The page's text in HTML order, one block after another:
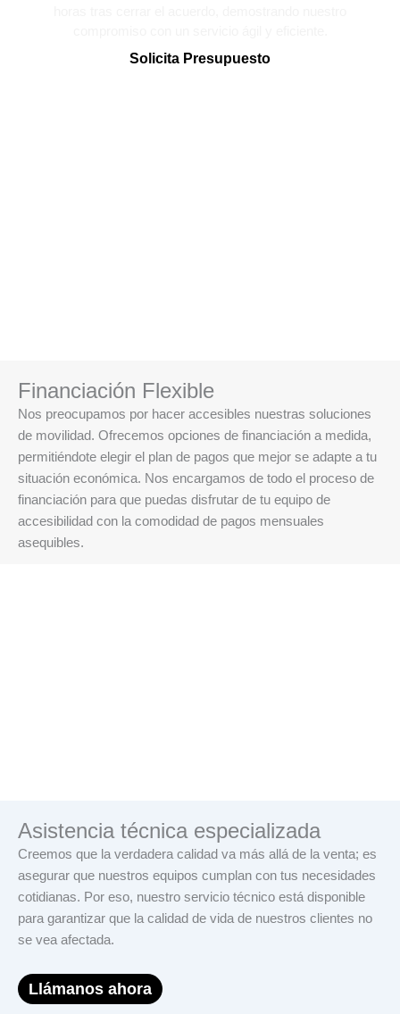
Solicita Presupuesto
Financiación Flexible
Nos preocupamos por hacer accesibles nuestras soluciones
de movilidad. Ofrecemos opciones de financiación a medida,
permitiéndote elegir el plan de pagos que mejor se adapte a tu
situación económica. Nos encargamos de todo el proceso de
financiación para que puedas disfrutar de tu equipo de
accesibilidad con la comodidad de pagos mensuales
asequibles.
Asistencia técnica especializada
Creemos que la verdadera calidad va más allá de la venta; es
asegurar que nuestros equipos cumplan con tus necesidades
cotidianas. Por eso, nuestro servicio técnico está disponible
para garantizar que la calidad de vida de nuestros clientes no
se vea afectada.
Llámanos ahora